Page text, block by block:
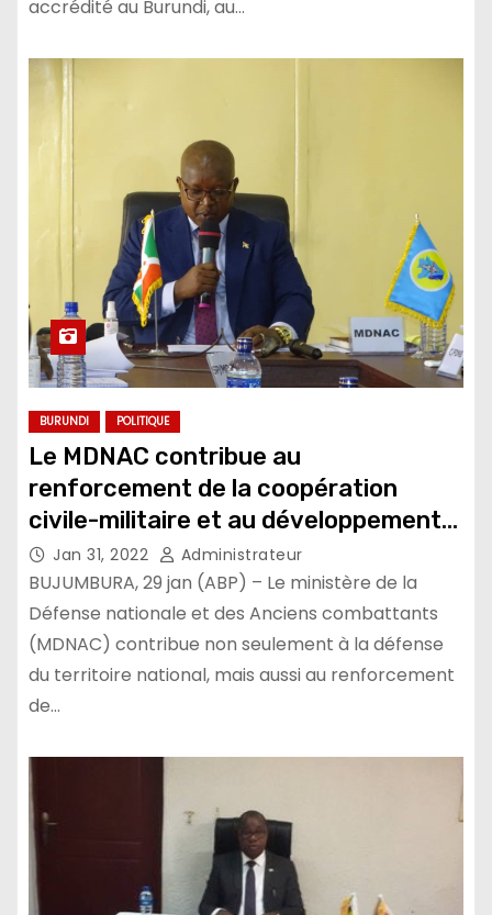
accrédité au Burundi, au…
BURUNDI POLITIQUE
Le MDNAC contribue au
renforcement de la coopération
civile-militaire et au développement
du pays
Jan 31, 2022 Administrateur
BUJUMBURA, 29 jan (ABP) – Le ministère de la
Défense nationale et des Anciens combattants
(MDNAC) contribue non seulement à la défense
du territoire national, mais aussi au renforcement
de…